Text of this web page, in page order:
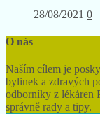
28/08/2021 0
O nás
Naším cílem je
bylinek a zdravých
odborníky z lékáren
správně rady a tipy.